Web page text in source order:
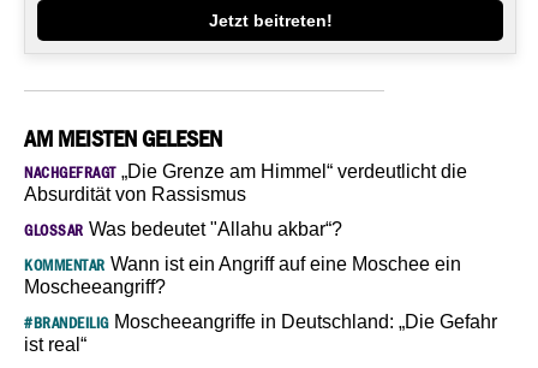
Jetzt beitreten!
AM MEISTEN GELESEN
NACHGEFRAGT„Die Grenze am Himmel“ verdeutlicht die
Absurdität von Rassismus
GLOSSAR Was bedeutet "Allahu akbar“?
KOMMENTAR Wann ist ein Angriff auf eine Moschee ein
Moscheeangriff?
#BRANDEILIGMoscheeangriffe in Deutschland: „Die Gefahr
ist real“